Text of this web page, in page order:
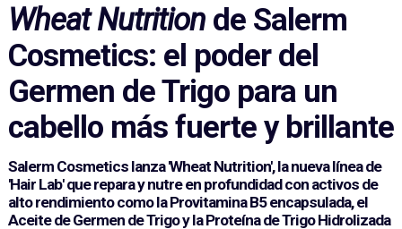
Wheat Nutritionde Salerm
Cosmetics: el poder del
Germen de Trigo para un
cabello más fuerte y brillante
Salerm Cosmetics lanza 'Wheat Nutrition', la nueva línea de
'Hair Lab' que repara y nutre en profundidad con activos de
alto rendimiento como la Provitamina B5 encapsulada, el
Aceite de Germen de Trigo y la Proteína de Trigo Hidrolizada